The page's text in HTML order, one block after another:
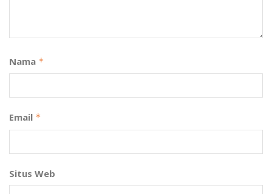
Nama *
Email *
Situs Web